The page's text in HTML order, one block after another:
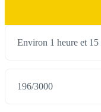
Environ 1 heure et 15
196/3000